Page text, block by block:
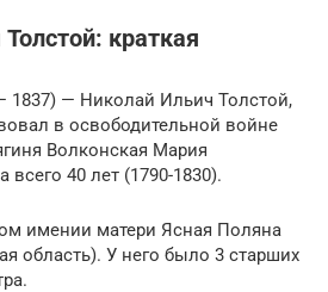
краткая
1837) — Николай Ильич Толстой,
в освободительной войне
Волконская Мария
40 лет (1790-1830).
имении матери Ясная Поляна
область). У него было 3 старших